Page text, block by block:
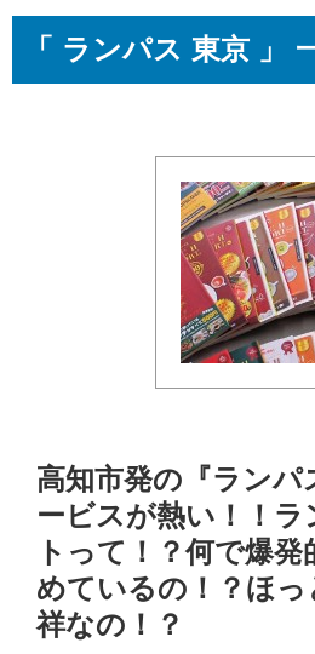
「 ランパス 東京 」
高知市発の『ランパ
ービスが熱い！！
トって！？何で爆
めているの！？ほ
祥なの！？